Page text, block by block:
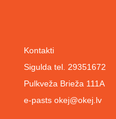
Kontakti
Sigulda tel. 29351672
Pulkveža Brieža 111A
e-pasts okej@okej.lv